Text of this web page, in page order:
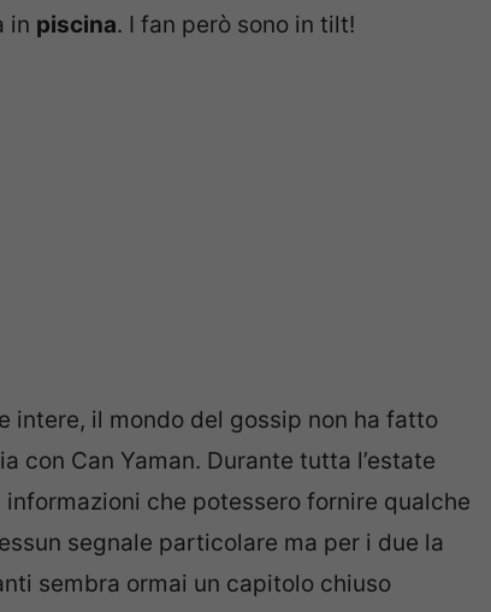
in piscina. I fan però sono in tilt!
intere, il mondo del gossip non ha fatto
con Can Yaman. Durante tutta l’estate
che potessero fornire qualche
segnale particolare ma per i due la
sembra ormai un capitolo chiuso